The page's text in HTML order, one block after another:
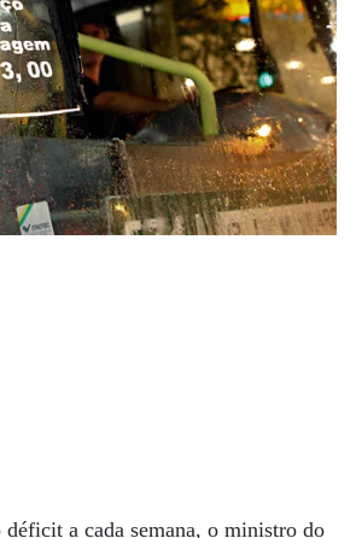
déficit a cada semana, o ministro do